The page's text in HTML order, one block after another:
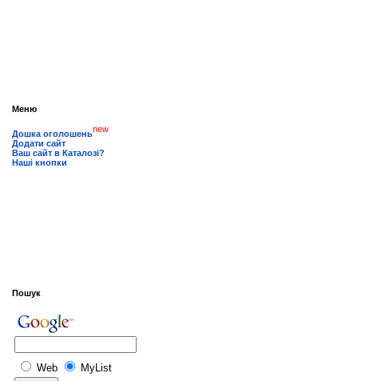
Меню
Дошка оголошень
new
Додати сайт
Ваш сайт в Каталозі?
Наші кнопки
Пошук
Web MyList